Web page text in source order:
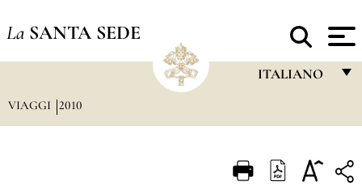
La SANTA SEDE
ITALIANO
ITALIANO
VIAGGI 2010